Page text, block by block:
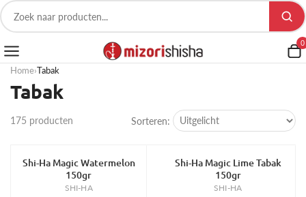
0
Home›Tabak
Tabak
175 producten Sorteren:
-32%
Shi-Ha Magic Watermelon
150gr
SHI-HA
-32%
Shi-Ha Magic Lime Tabak
150gr
SHI-HA